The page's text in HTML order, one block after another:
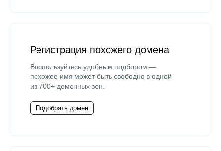
Регистрация похожего домена
Воспользуйтесь удобным подбором —
похожее имя может быть свободно в одной
из 700+ доменных зон.
Подобрать домен